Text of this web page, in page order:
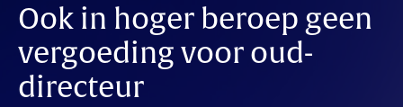
Ook in hoger beroep geen
vergoeding voor oud-
directeur